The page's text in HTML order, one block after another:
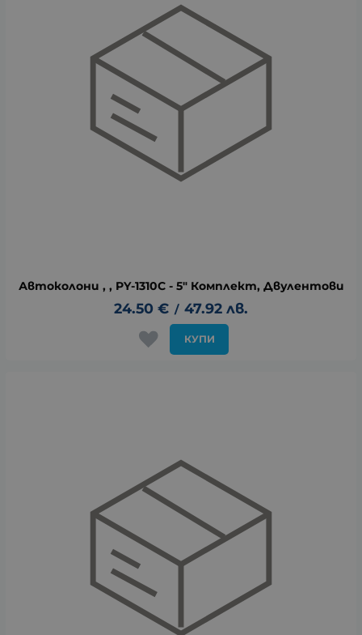
Автоколони , , PY-1310C - 5" Комплект, Двулентови
24.50 € / 47.92 лв.
КУПИ